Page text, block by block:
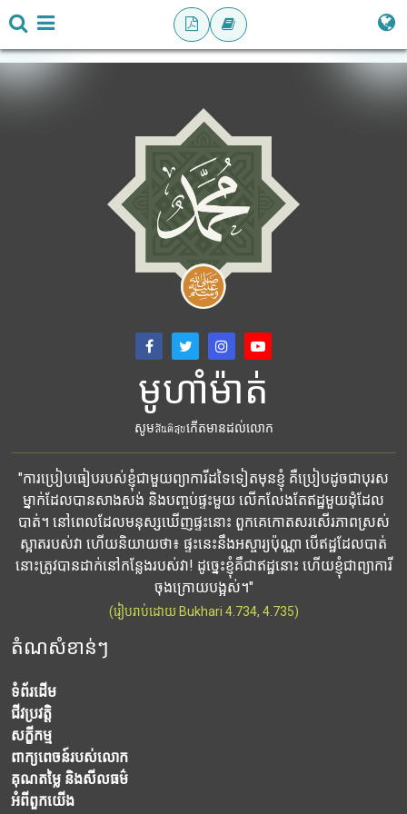
មូហាំម៉ាត់
សូមสันติสุขកើតមានដល់លោក
"ការប្រៀបធៀបរបស់ខ្ញុំជាមួយព្យាការីដទៃទៀតមុនខ្ញុំ គឺប្រៀបដូចជាបុរស
ម្នាក់ដែលបានសាងសង់ និងបញ្ចប់ផ្ទះមួយ លើកលែងតែឥដ្ឋមួយដុំដែល
បាត់។ នៅពេលដែលមនុស្សឃើញផ្ទះនោះ ពួកគេកោតសរសើរភាពស្រស់
ស្អាតរបស់វា ហើយនិយាយថា៖ ផ្ទះនេះនឹងអស្ចារ្យប៉ុណ្ណា បើឥដ្ឋដែលបាត់
នោះត្រូវបានដាក់នៅកន្លែងរបស់វា! ដូច្នេះខ្ញុំគឺជាឥដ្ឋនោះ ហើយខ្ញុំជាព្យាការី
ចុងក្រោយបង្អស់។"
(រៀបរាប់ដោយ Bukhari 4.734, 4.735)
តំណសំខាន់ៗ
ទំព័រដើម
ជីវប្រវត្តិ
សក្ខីកម្ម
ពាក្យពេចន៍របស់លោក
គុណតម្លៃ និងសីលធម៌
អំពី​ពួក​យើង